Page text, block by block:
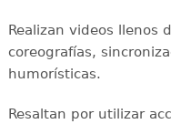
Realizan videos llenos
coreografías,
humorísticas.
Resaltan por utilizar